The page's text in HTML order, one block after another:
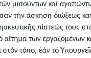
τῶν μισούντων καί
τήν ἄσκηση διώξεως
πίστεώς τους
αἴτημα τῶν
τόπο, ἐάν τό